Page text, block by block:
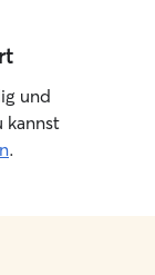
und
kannst
.